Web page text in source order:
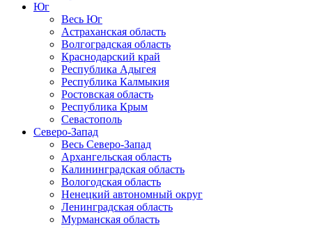
Юг
Весь Юг
Астраханская область
Волгоградская область
Краснодарский край
Республика Адыгея
Республика Калмыкия
Ростовская область
Республика Крым
Севастополь
Северо-Запад
Весь Северо-Запад
Архангельская область
Калининградская область
Вологодская область
Ненецкий автономный округ
Ленинградская область
Мурманская область